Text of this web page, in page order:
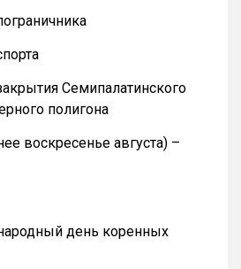
Семипалатинского
полигона
воскресенье августа) –
день коренных